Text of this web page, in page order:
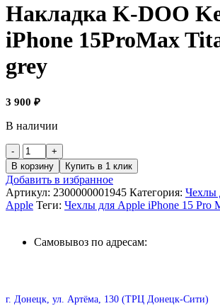
Накладка K-DOO
iPhone 15ProMax
grey
3 900 ₽
В наличии
В корзину Купить в 1 клик
Добавить в избранное
Артикул: 2300000001945 Категория: Чехлы
Apple Теги: Чехлы для Apple iPhone 15 Pro
Самовывоз по адресам:
г. Донецк, ул. Артёма, 130 (ТРЦ Донецк-Сити)